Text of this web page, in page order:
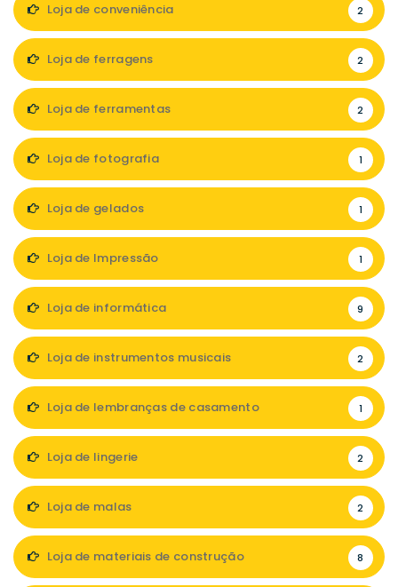
Loja de conveniência 2
Loja de ferragens 2
Loja de ferramentas 2
Loja de fotografia 1
Loja de gelados 1
Loja de Impressão 1
Loja de informática 9
Loja de instrumentos musicais 2
Loja de lembranças de casamento 1
Loja de lingerie 2
Loja de malas 2
Loja de materiais de construção 8